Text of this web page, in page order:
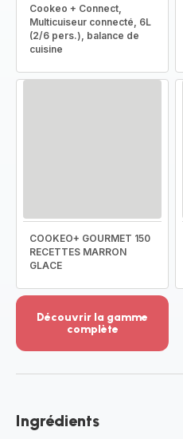
Cookeo + Connect,
Multicuiseur connecté, 6L
(2/6 pers.), balance de
cuisine
COOKEO+ GOURMET 150
RECETTES MARRON
GLACE
Découvrir la gamme
complète
-
gamme
Ingrédients